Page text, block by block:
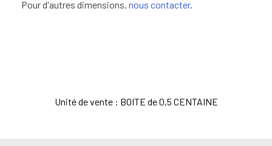
Pour d'autres dimensions, nous contacter.
Unité de vente : BOITE de 0,5 CENTAINE